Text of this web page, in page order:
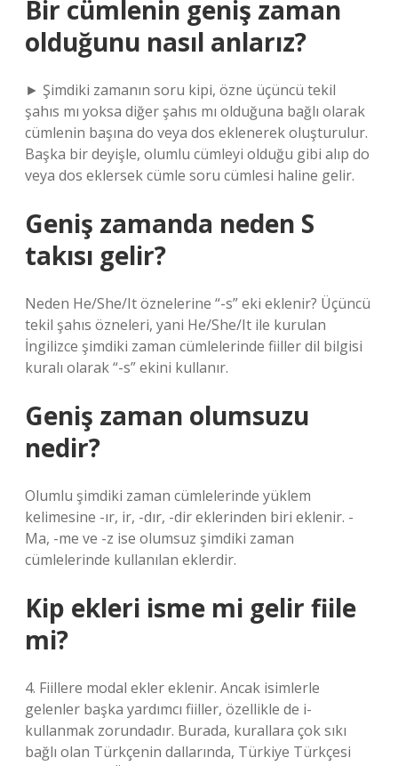
Bir cümlenin geniş zaman
olduğunu nasıl anlarız?
► Şimdiki zamanın soru kipi, özne üçüncü tekil
şahıs mı yoksa diğer şahıs mı olduğuna bağlı olarak
cümlenin başına do veya dos eklenerek oluşturulur.
Başka bir deyişle, olumlu cümleyi olduğu gibi alıp do
veya dos eklersek cümle soru cümlesi haline gelir.
Geniş zamanda neden S
takısı gelir?
Neden He/She/It öznelerine “-s” eki eklenir? Üçüncü
tekil şahıs özneleri, yani He/She/It ile kurulan
İngilizce şimdiki zaman cümlelerinde fiiller dil bilgisi
kuralı olarak “-s” ekini kullanır.
Geniş zaman olumsuzu
nedir?
Olumlu şimdiki zaman cümlelerinde yüklem
kelimesine -ır, ir, -dır, -dir eklerinden biri eklenir. -
Ma, -me ve -z ise olumsuz şimdiki zaman
cümlelerinde kullanılan eklerdir.
Kip ekleri isme mi gelir fiile
mi?
4. Fiillere modal ekler eklenir. Ancak isimlerle
gelenler başka yardımcı fiiller, özellikle de i-
kullanmak zorundadır. Burada, kurallara çok sıkı
bağlı olan Türkçenin dallarında, Türkiye Türkçesi